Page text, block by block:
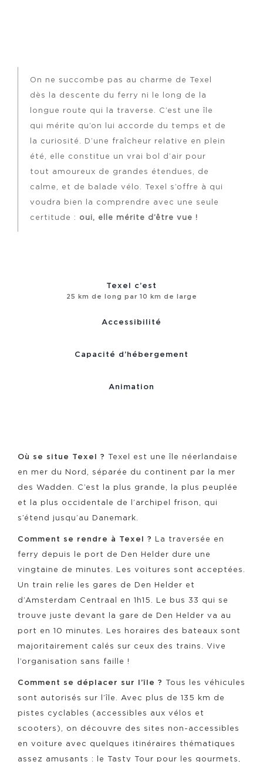
On ne succombe pas au charme de Texel
dès la descente du ferry ni le long de la
longue route qui la traverse. C’est une île
qui mérite qu’on lui accorde du temps et de
la curiosité. D’une fraîcheur relative en plein
été, elle constitue un vrai bol d’air pour
tout amoureux de grandes étendues, de
calme, et de balade vélo. Texel s’offre à qui
voudra bien la comprendre avec une seule
certitude : oui, elle mérite d’être vue !
Texel c’est
25 km de long par 10 km de large
Accessibilité
Capacité d’hébergement
Animation
Où se situe Texel ?
Texel est une île néerlandaise
en mer du Nord, séparée du continent par la mer
des Wadden. C’est la plus grande, la plus peuplée
et la plus occidentale de l’archipel frison, qui
s’étend jusqu’au Danemark.
Comment se rendre à Texel ?
La traversée en
ferry depuis le port de Den Helder dure une
vingtaine de minutes. Les voitures sont acceptées.
Un train relie les gares de Den Helder et
d’Amsterdam Centraal en 1h15. Le bus 33 qui se
trouve juste devant la gare de Den Helder va au
port en 10 minutes. Les horaires des bateaux sont
majoritairement calés sur ceux des trains. Vive
l’organisation sans faille !
Comment se déplacer sur l’île ?
Tous les véhicules
sont autorisés sur l’île. Avec plus de 135 km de
pistes cyclables (accessibles aux vélos et
scooters), on découvre des sites non-accessibles
en voiture avec quelques itinéraires thématiques
assez amusants : le Tasty Tour pour les gourmets,